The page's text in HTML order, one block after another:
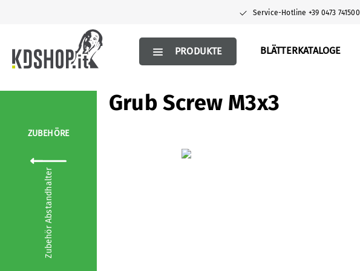
Service-Hotline +39 0473 741500
PRODUKTE BLÄTTERKATALOGE
ZUBEHÖRE
Zubehör Abstandhalter
Grub Screw M3x3
Bildergalerie überspringen